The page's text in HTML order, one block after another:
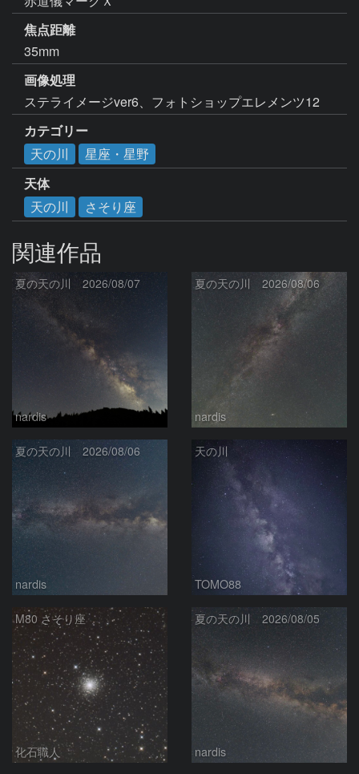
焦点距離
35mm
画像処理
ステライメージver6、フォトショップエレメンツ12
カテゴリー
天の川
星座・星野
天体
天の川
さそり座
関連作品
夏の天の川 2026/08/07
nardis
夏の天の川 2026/08/06
nardis
夏の天の川 2026/08/06
nardis
天の川
TOMO88
M80 さそり座
化石職人
夏の天の川 2026/08/05
nardis